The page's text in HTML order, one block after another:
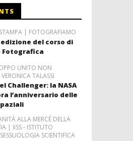
| FOTOGRAFIAMO
edizione del corso di
Fotografica
UNITO NON
TALASSI
Challenger: la NASA
l’anniversario delle
ALLA MERCÉ DELLA
| IISS - ISTITUTO
SCIENTIFICA